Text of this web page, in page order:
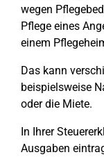
wegen
Pflege eines
einem
Das kann
beispielsweise
oder die Miete.
In Ihrer
Ausgaben